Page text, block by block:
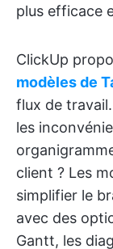
plus efficace
ClickUp
modèles de
flux de
les
client ? Les
simplifier le
avec des
Gantt, les